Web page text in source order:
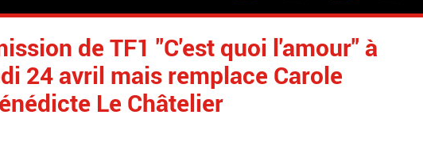
de TF1 "C'est quoi l'amour" à
24 avril mais remplace Carole
Le Châtelier